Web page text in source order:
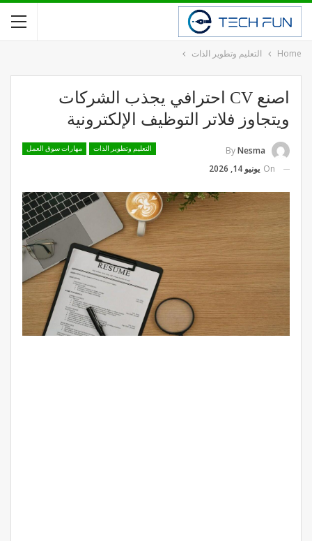
Home التعليم وتطوير الذات
اصنع CV احترافي يجذب الشركات
ويتجاوز فلاتر التوظيف الإلكترونية
التعليم وتطوير الذات مهارات سوق العمل ByNesma
On يونيو 14, 2026